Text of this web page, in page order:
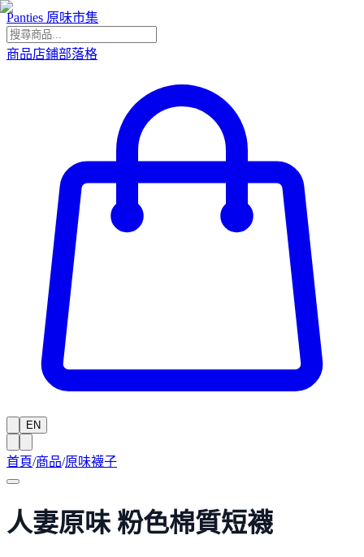
Panties 原味市集
商品店鋪部落格
EN
首頁/商品/原味襪子
人妻原味 粉色棉質短襪